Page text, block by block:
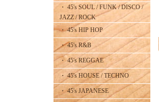
・ 45's SOUL / FUNK / DISCO /
JAZZ / ROCK
・ 45's HIP HOP
・ 45's R&B
・ 45's REGGAE
・ 45's HOUSE / TECHNO
・ 45's JAPANESE